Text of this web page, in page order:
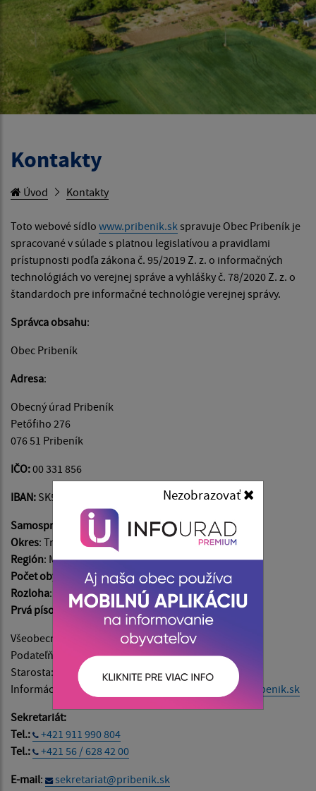
Nezobrazovať
Kontakty
Úvod Kontakty
Toto webové sídlo www.pribenik.sk spravuje Obec Pribeník je
spracované v súlade s platnou legislatívou a pravidlami
prístupnosti podľa zákona č. 95/2019 Z. z. o informačných
technológiách vo verejnej správe a vyhlášky č. 78/2020 Z. z. o
štandardoch pre informačné technológie verejnej správy.
Správca obsahu:
Obec Pribeník
Adresa:
Obecný úrad Pribeník
Petőfiho 276
076 51 Pribeník
IČO:00 331 856
IBAN: SK54 5600 0000 0042 5230 5001
Samosprávny kraj
: Košický
Okres: Trebišov
Región: Medzibodrožie
Počet obyvateľov: 1017
Rozloha: 1233 ha
Prvá písomná zmienka: v roku 1323
Všeobecné informácie:
info@pribenik.sk
Podateľňa:
podatelna@pribenik.sk
Starosta:
starosta@pribenik.sk
Informácie o napĺňaní webového sídla:
admin@pribenik.sk
Sekretariát:
Tel.:
+421 911 990 804
Tel.:
+421 56 / 628 42 00
E-mail: sekretariat@pribenik.sk